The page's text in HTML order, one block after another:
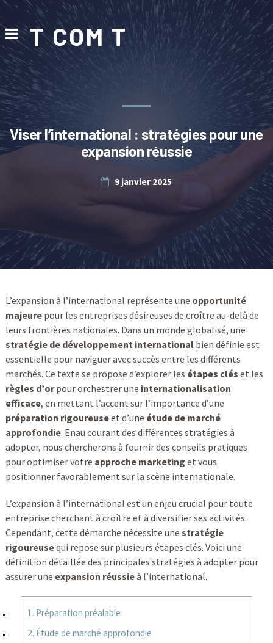
T COM T
Viser l’international : stratégies pour une
expansion réussie
9 janvier 2025
L’expansion à l’international représente une opportunité
majeurepour les entreprises désireuses de croître au-delà de
leurs frontières nationales. Dans un monde globalisé, une
stratégie de développement internationalbien définie est
essentielle pour naviguer avec succès entre les différents
marchés. Ce texte se propose d’explorer les étapes clés et les
règles d’orpour orchestrer une internationalisation
efficace, en mettant l’accent sur l’importance d’une
préparation rigoureuseet d’une étude de marché
approfondie. Enau courant des différentes stratégies à
adopter, nous chercherons à fournir des conseils pratiques
pour optimiser votre approche marketing et vous
positionner favorablement sur la scène internationale.
L’expansion à l’international est un enjeu crucial pour toute
entreprise cherchant à croître et à diversifier ses activités.
Cependant, cette démarche nécessite une stratégie
rigoureusequi repose sur plusieurs étapes clés. Voici une
définition détaillée des principales stratégies à adopter pour
assurer une expansion réussieà l’international.
1. Préparation préalable
2. Étude de marché approfondie